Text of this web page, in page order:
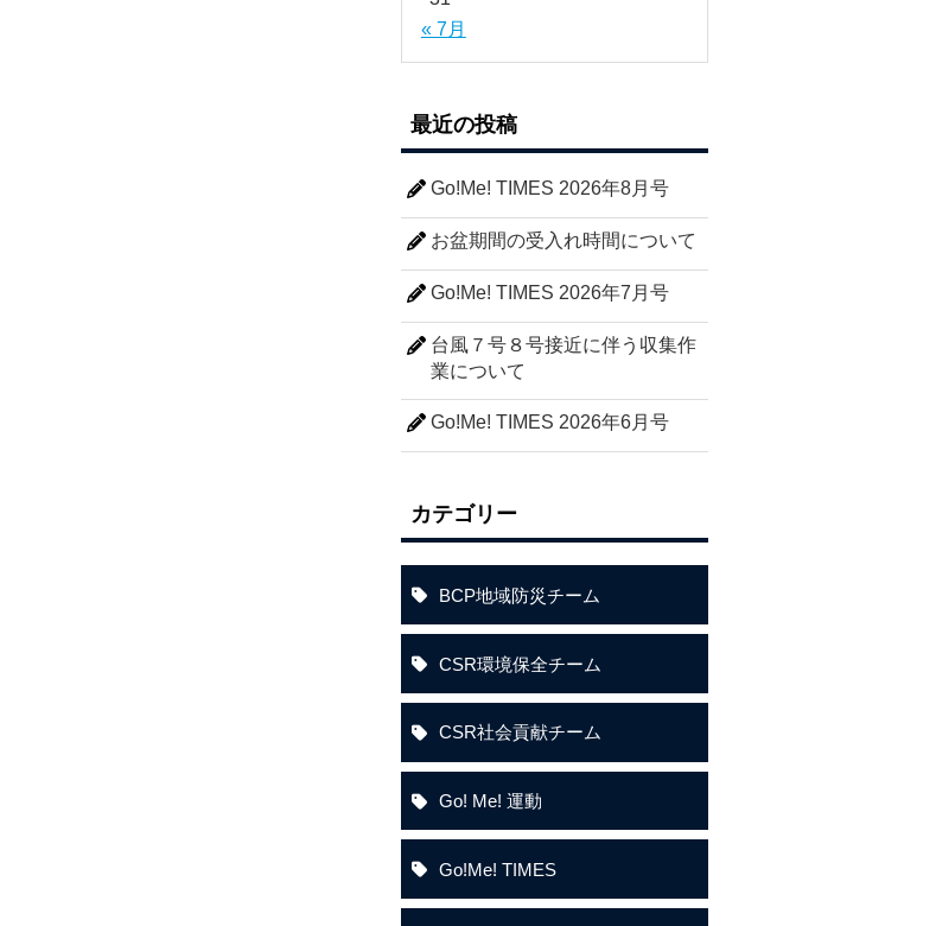
« 7月
最近の投稿
Go!Me! TIMES 2026年8月号
お盆期間の受入れ時間について
Go!Me! TIMES 2026年7月号
台風７号８号接近に伴う収集作
業について
Go!Me! TIMES 2026年6月号
カテゴリー
BCP地域防災チーム
CSR環境保全チーム
CSR社会貢献チーム
Go! Me! 運動
Go!Me! TIMES